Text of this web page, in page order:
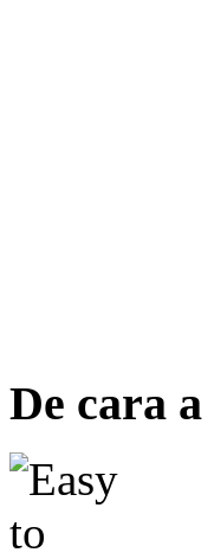
De cara